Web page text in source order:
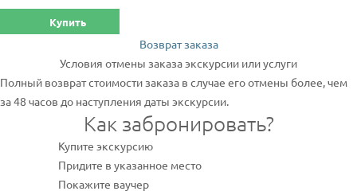
Купить
Возврат заказа
Условия отмены заказа экскурсии или услуги
Полный возврат стоимости заказа в случае его отмены более, чем
за 48 часов до наступления даты экскурсии.
Как забронировать?
Купите экскурсию
Придите в указанное место
Покажите ваучер